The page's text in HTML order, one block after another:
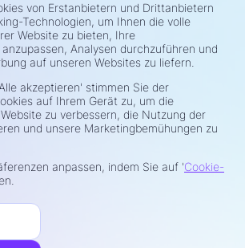
bergen ein hohes Risiko eines
Der Handel mit solchen Instrumenten
für alle Investoren geeignet. Ihr
oder Verlust ist direkt mit den
auf dem Markt verbunden. Überlegen Sie
Ihre Anlageziele, Erfahrungsgrad,
Risikobereitschaft. Wenn Sie unsicher
die Handelsbedingungen sind, suchen Sie
einem qualifizierten Finanzberater.
Mitteln, die Sie sich nicht leisten können
von Erstanbietern und Drittanbietern
Technologien, um Ihnen die volle
Website zu bieten, Ihre
Analysen durchzuführen und
auf unseren Websites zu liefern.
akzeptieren' stimmen Sie der
auf Ihrem Gerät zu, um die
zu verbessern, die Nutzung der
und unsere Marketingbemühungen zu
anpassen, indem Sie auf 'Cookie-